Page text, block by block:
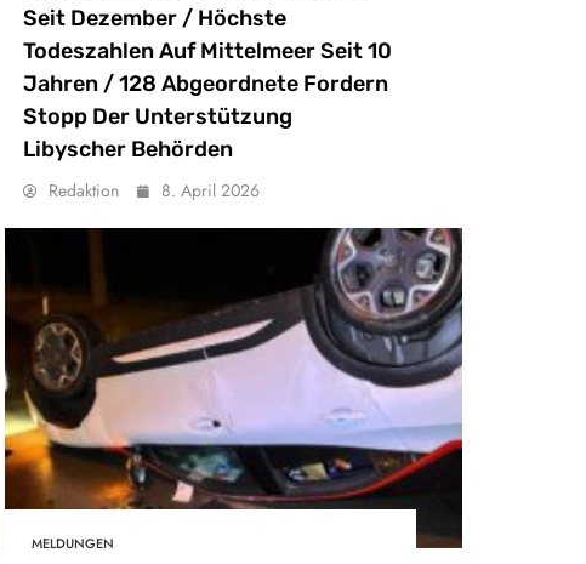
Seit Dezember / Höchste
Todeszahlen Auf Mittelmeer Seit 10
Jahren / 128 Abgeordnete Fordern
Stopp Der Unterstützung
Libyscher Behörden
Redaktion 8. April 2026
MELDUNGEN